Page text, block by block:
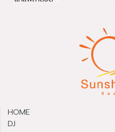
HOME
DJ